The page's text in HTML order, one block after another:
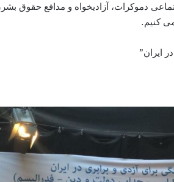
دموکرات، آزاديخواه و مدافع حقوق
کنيم.
ايران”